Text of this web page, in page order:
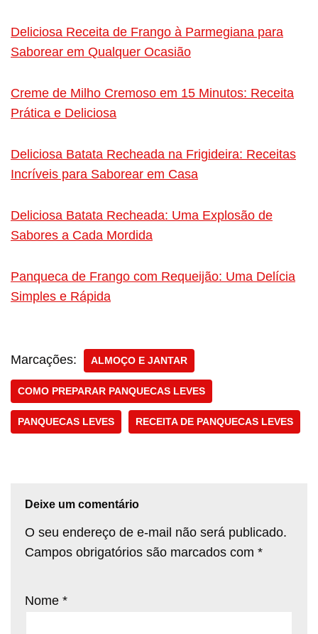
Deliciosa Receita de Frango à Parmegiana para
Saborear em Qualquer Ocasião
Creme de Milho Cremoso em 15 Minutos: Receita
Prática e Deliciosa
Deliciosa Batata Recheada na Frigideira: Receitas
Incríveis para Saborear em Casa
Deliciosa Batata Recheada: Uma Explosão de
Sabores a Cada Mordida
Panqueca de Frango com Requeijão: Uma Delícia
Simples e Rápida
Marcações: ALMOÇO E JANTAR
COMO PREPARAR PANQUECAS LEVES
PANQUECAS LEVES RECEITA DE PANQUECAS LEVES
Deixe um comentário
O seu endereço de e-mail não será publicado.
Campos obrigatórios são marcados com *
Nome *